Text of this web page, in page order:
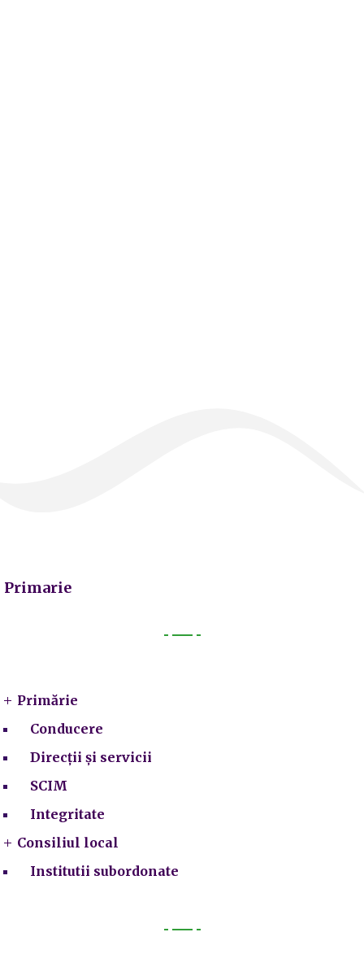
Primarie
Primărie
Conducere
Direcții și servicii
SCIM
Integritate
Consiliul local
Institutii subordonate